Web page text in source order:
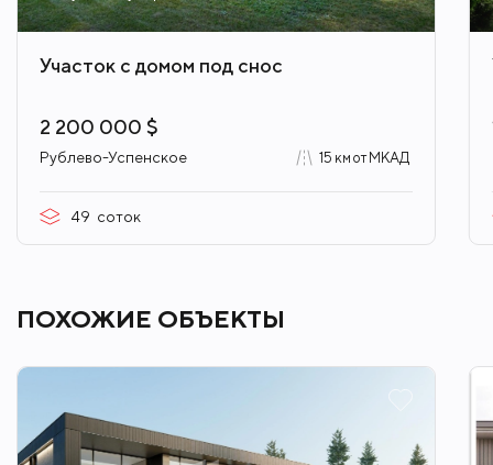
Участок с домом под снос
2 200 000 $
Рублево-Успенское 15 км от МКАД
49 соток
ПОХОЖИЕ ОБЪЕКТЫ